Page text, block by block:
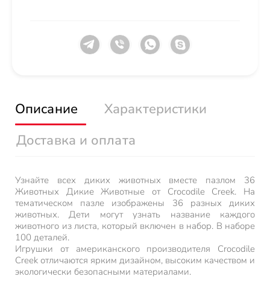
Описание
Характеристики
Доставка и оплата
Узнайте всех диких животных вместе пазлом 36
Животных Дикие Животные от Crocodile Creek. На
тематическом пазле изображены 36 разных диких
животных. Дети могут узнать название каждого
животного из листа, который включен в набор. В наборе
100 деталей.
Игрушки от американского производителя Crocodile
Creek отличаются ярким дизайном, высоким качеством и
экологически безопасными материалами.